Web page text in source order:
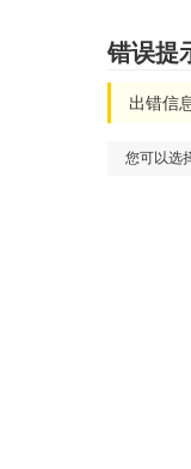
错误提
出错信
您可以选